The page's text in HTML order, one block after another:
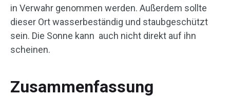
in Verwahr genommen werden. Außerdem sollte
dieser Ort wasserbeständig und staubgeschützt
sein. Die Sonne kann auch nicht direkt auf ihn
scheinen.
Zusammenfassung